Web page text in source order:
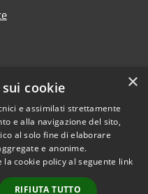
Copyright © 2026 • Comune di
Longare • Powered by
Municipium• Accesso
×
cookie
e assimilati strettamente
e alla navigazione del sito,
al solo fine di elaborare
e anonime.
cookie policy al seguente link
RIFIUTA TUTTO